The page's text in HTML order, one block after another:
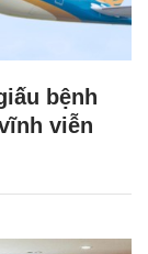
bệnh
viễn